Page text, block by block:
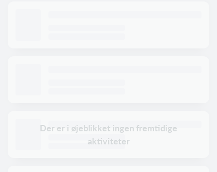
Der er i øjeblikket ingen fremtidige
aktiviteter